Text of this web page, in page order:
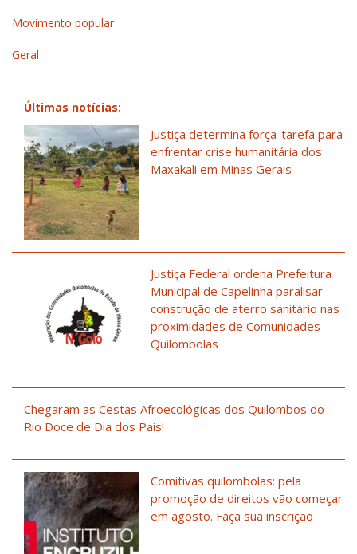
Movimento popular
Geral
Últimas notícias:
Justiça determina força-tarefa para
enfrentar crise humanitária dos
Maxakali em Minas Gerais
Justiça Federal ordena Prefeitura
Municipal de Capelinha paralisar
construção de aterro sanitário nas
proximidades de Comunidades
Quilombolas
Chegaram as Cestas Afroecológicas dos Quilombos do
Rio Doce de Dia dos Pais!
Comitivas quilombolas: pela
promoção de direitos vão começar
em agosto. Faça sua inscrição